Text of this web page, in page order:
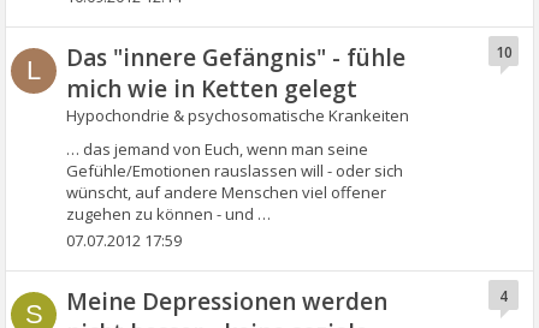
L
Das "innere Gefängnis" - fühle
mich wie in Ketten gelegt
Hypochondrie & psychosomatische Krankeiten
… das jemand von Euch, wenn man seine
Gefühle/Emotionen rauslassen will - oder sich
wünscht, auf andere Menschen viel offener
zugehen zu können - und …
10
07.07.2012 17:59
S
Meine Depressionen werden
4